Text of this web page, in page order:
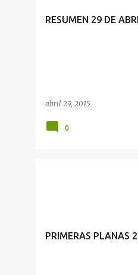
RESUMEN 29 DE
abril 29, 2015
0
PRIMERAS PLANAS